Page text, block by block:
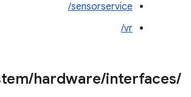
sensorservice/
vr/
/
/hardware/interfaces